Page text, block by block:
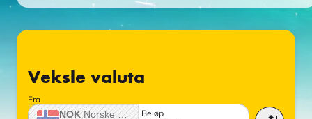
Veksle valuta
Fra
NOK Norske kroneBeløp